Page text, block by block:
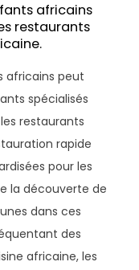
africains
restaurants
africains peut
spécialisés
restaurants
rapide
pour les
la découverte de
dans ces
des
africaine, les